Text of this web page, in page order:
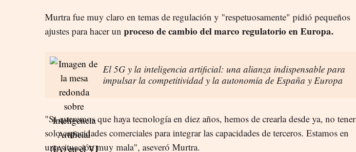
Murtra fue muy claro en temas de regulación y "respetuosamente" pidió pequeños
ajustes para hacer un proceso de cambio del marco regulatorio en Europa.
El 5G y la inteligencia artificial: una alianza indispensable para
impulsar la competitividad y la autonomía de España y Europa
"Si queremos que haya tecnología en diez años, hemos de crearla desde ya, no tener
solo capacidades comerciales para integrar las capacidades de terceros. Estamos en
una situación muy mala", aseveró Murtra.